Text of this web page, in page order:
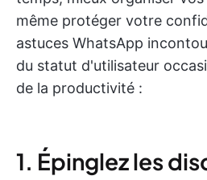
même protéger votre
astuces WhatsApp
du statut d'utilisateur
de la productivité :
1. Épinglez les